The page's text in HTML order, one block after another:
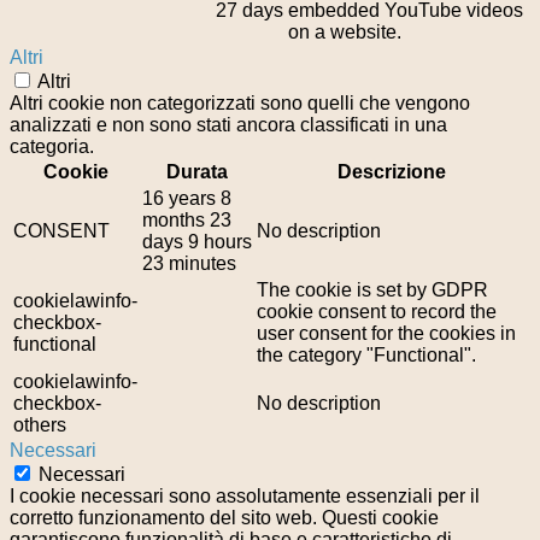
27 days embedded YouTube videos
on a website.
Altri
Altri
Altri cookie non categorizzati sono quelli che vengono
analizzati e non sono stati ancora classificati in una
categoria.
Cookie
Durata Descrizione
CONSENT
16 years 8
months 23
days 9 hours
23 minutes
No description
cookielawinfo-
checkbox-
functional
The cookie is set by GDPR
cookie consent to record the
user consent for the cookies in
the category "Functional".
cookielawinfo-
checkbox-
others
No description
Necessari
Necessari
I cookie necessari sono assolutamente essenziali per il
corretto funzionamento del sito web. Questi cookie